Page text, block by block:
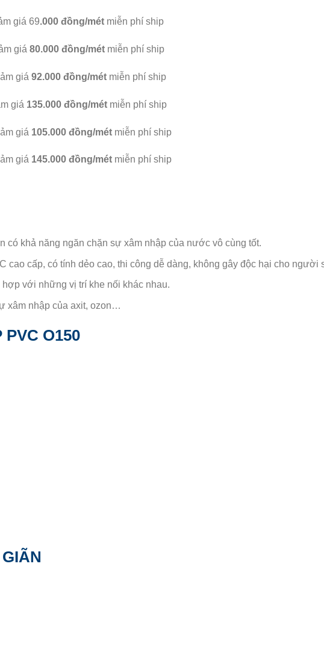
giá 69.000 đồng/mét miễn phí ship
giá 80.000 đồng/mét miễn phí ship
giá 92.000 đồng/mét miễn phí ship
giá 135.000 đồng/mét miễn phí ship
giá 105.000 đồng/mét miễn phí ship
giá 145.000 đồng/mét miễn phí ship
có khả năng ngăn chặn sự xâm nhập của nước vô cùng tốt.
cấp, có tính dẻo cao, thi công dễ dàng, không gây độc hại cho người
với những vị trí khe nối khác nhau.
xâm nhập của axit, ozon…
PVC O150